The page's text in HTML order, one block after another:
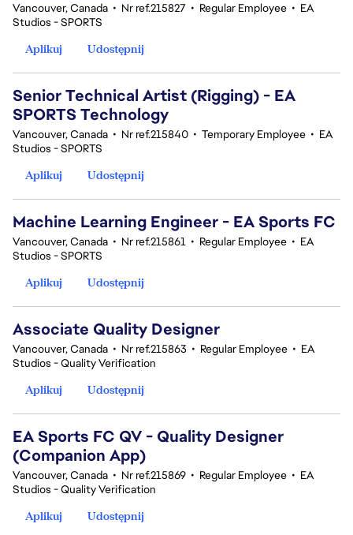
Vancouver, Canada • Nr ref.215827 • Regular Employee • EA
Studios - SPORTS
Aplikuj
Udostępnij
Senior Technical Artist (Rigging) - EA
SPORTS Technology
Vancouver, Canada • Nr ref.215840 • Temporary Employee • EA
Studios - SPORTS
Aplikuj
Udostępnij
Machine Learning Engineer - EA Sports FC
Vancouver, Canada • Nr ref.215861 • Regular Employee • EA
Studios - SPORTS
Aplikuj
Udostępnij
Associate Quality Designer
Vancouver, Canada • Nr ref.215863 • Regular Employee • EA
Studios - Quality Verification
Aplikuj
Udostępnij
EA Sports FC QV - Quality Designer
(Companion App)
Vancouver, Canada • Nr ref.215869 • Regular Employee • EA
Studios - Quality Verification
Aplikuj
Udostępnij